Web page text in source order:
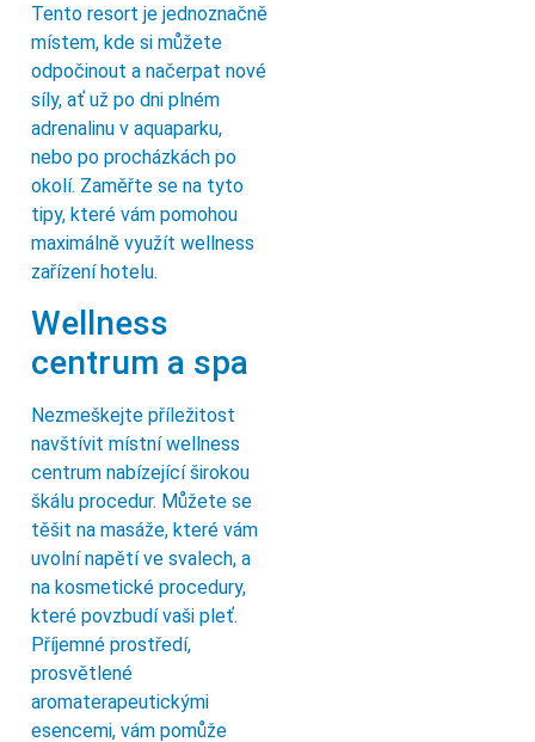
Tento resort je jednoznačně
místem, kde si můžete
odpočinout a načerpat nové
síly, ať už po dni plném
adrenalinu v aquaparku,
nebo po procházkách po
okolí. Zaměřte se na tyto
tipy, které vám pomohou
maximálně využít wellness
zařízení hotelu.
Wellness
centrum a spa
Nezmeškejte příležitost
navštívit místní wellness
centrum nabízející širokou
škálu procedur. Můžete se
těšit na masáže, které vám
uvolní napětí ve svalech, a
na kosmetické procedury,
které povzbudí vaši pleť.
Příjemné prostředí,
prosvětlené
aromaterapeutickými
esencemi, vám pomůže